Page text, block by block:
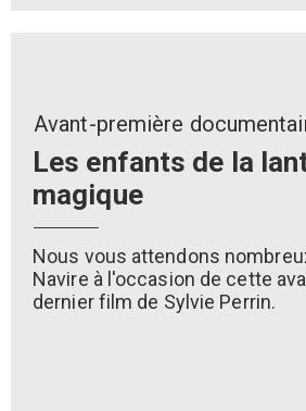
Avant-première
Les enfants de la
magique
Nous vous attendons
Navire à l'occasion de cette
dernier film de Sylvie Perrin.